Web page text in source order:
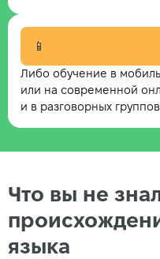
📱
Либо обучение в
или на современной
и в разговорных
Что вы не
языка